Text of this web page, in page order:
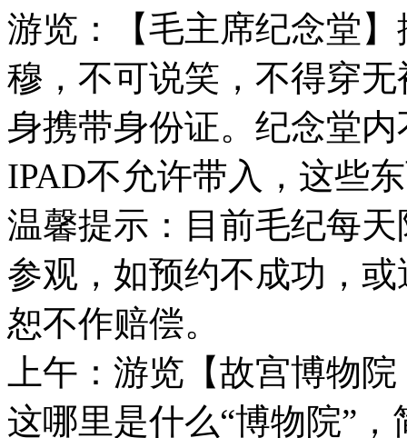
游览：【毛主席纪念堂
穆，不可说笑，不得穿
身携带身份证。纪念堂
IPAD不允许带入，这些
温馨提示：目前毛纪每
参观，如预约不成功，
恕不作赔偿。
上午：游览【故宫博物
这哪里是什么“博物院”